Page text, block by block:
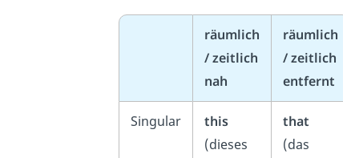
räumlich
/ zeitlich
nah
räumlich
/ zeitlich
entfernt
Singular
this
(dieses
that
(das